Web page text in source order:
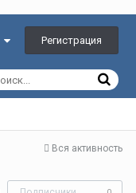
Регистрация
Вся активность